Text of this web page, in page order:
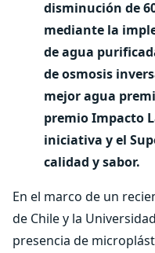
disminución de
mediante la
de agua
de osmosis
mejor agua
premio Impacto
iniciativa y el
calidad y sabor.
En el marco de un
de Chile y la
presencia de